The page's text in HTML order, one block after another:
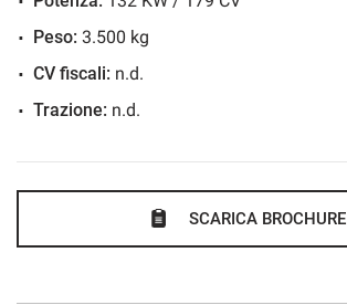
Peso: 3.500 kg
CV fiscali: n.d.
Trazione: n.d.
SCARICA BROCHURE